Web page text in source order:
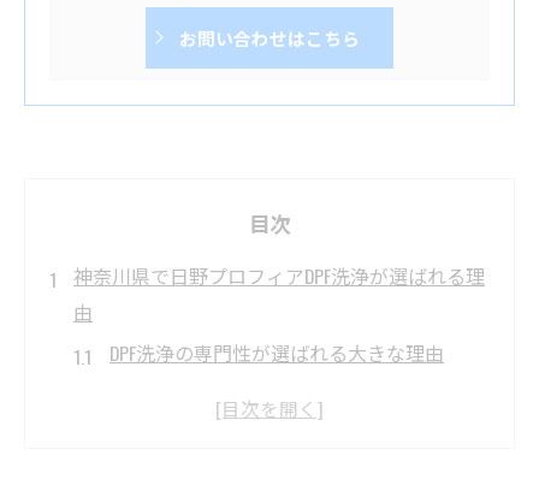
お問い合わせはこちら
目次
神奈川県で日野プロフィアDPF洗浄が選ばれる理
由
DPF洗浄の専門性が選ばれる大きな理由